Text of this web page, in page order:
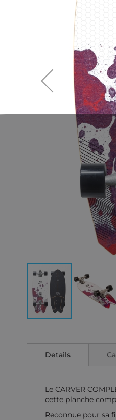
the
beginning
images
gallery
Details
Le CARVER
cette planche
Reconnue pour sa